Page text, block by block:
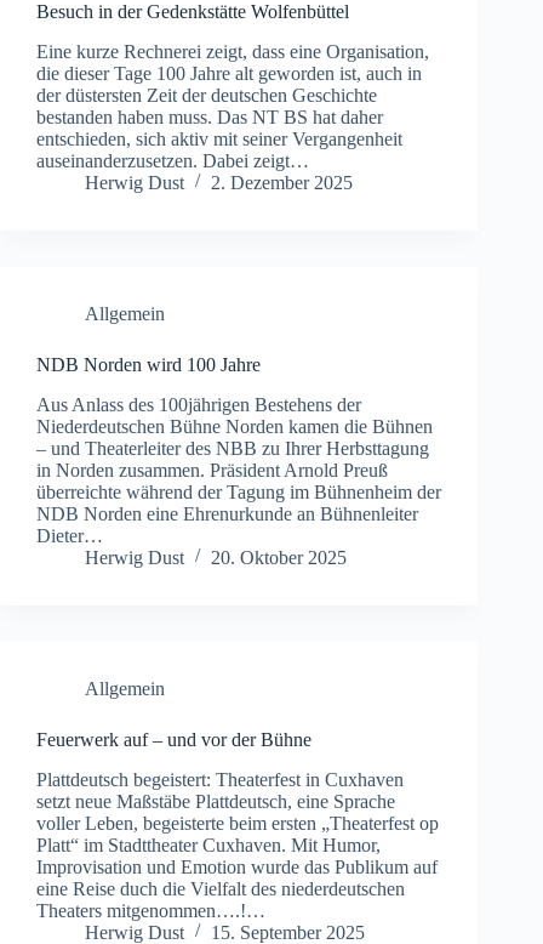
Besuch in der Gedenkstätte Wolfenbüttel
Eine kurze Rechnerei zeigt, dass eine Organisation,
die dieser Tage 100 Jahre alt geworden ist, auch in
der düstersten Zeit der deutschen Geschichte
bestanden haben muss. Das NT BS hat daher
entschieden, sich aktiv mit seiner Vergangenheit
auseinanderzusetzen. Dabei zeigt…
Herwig Dust
2. Dezember 2025
Allgemein
NDB Norden wird 100 Jahre
Aus Anlass des 100jährigen Bestehens der
Niederdeutschen Bühne Norden kamen die Bühnen
– und Theaterleiter des NBB zu Ihrer Herbsttagung
in Norden zusammen. Präsident Arnold Preuß
überreichte während der Tagung im Bühnenheim der
NDB Norden eine Ehrenurkunde an Bühnenleiter
Dieter…
Herwig Dust
20. Oktober 2025
Allgemein
Feuerwerk auf – und vor der Bühne
Plattdeutsch begeistert: Theaterfest in Cuxhaven
setzt neue Maßstäbe Plattdeutsch, eine Sprache
voller Leben, begeisterte beim ersten „Theaterfest op
Platt“ im Stadttheater Cuxhaven. Mit Humor,
Improvisation und Emotion wurde das Publikum auf
eine Reise duch die Vielfalt des niederdeutschen
Theaters mitgenommen….!…
Herwig Dust
15. September 2025